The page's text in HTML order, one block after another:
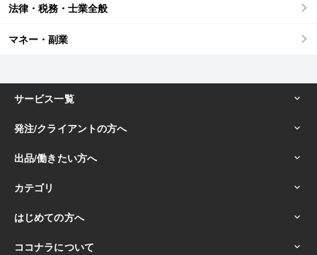
法律・税務・士業全般
マネー・副業